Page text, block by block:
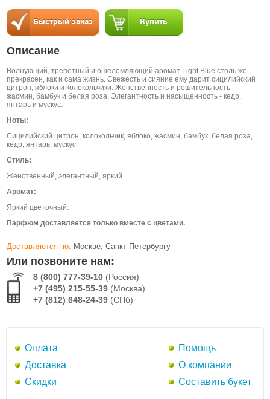
Описание
Волнующий, трепетный и ошеломляющий аромат Light Blue столь же
прекрасен, как и сама жизнь. Свежесть и сияние ему дарит сицилийский
цитрон, яблоки и колокольчики. Женственность и решительность -
жасмин, бамбук и белая роза. Элегантность и насыщенность - кедр,
янтарь и мускус.
Ноты:
Сицилийский цитрон, колокольчик, яблоко, жасмин, бамбук, белая роза,
кедр, янтарь, мускус.
Стиль:
Женственный, элегантный, яркий.
Аромат:
Яркий цветочный.
Парфюм доставляется только вместе с цветами.
Доставляется по: Москве, Санкт-Петербургу
Или позвоните нам:
8 (800) 777-39-10 (Россия)
+7 (495) 215-55-39 (Москва)
+7 (812) 648-24-39 (СПб)
Оплата
Доставка
Скидки
Помощь
О компании
Составить букет